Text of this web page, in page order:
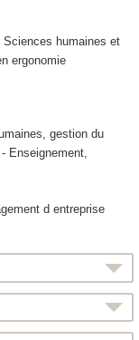
Sciences humaines et
ergonomie
gestion du
Enseignement,
d entreprise